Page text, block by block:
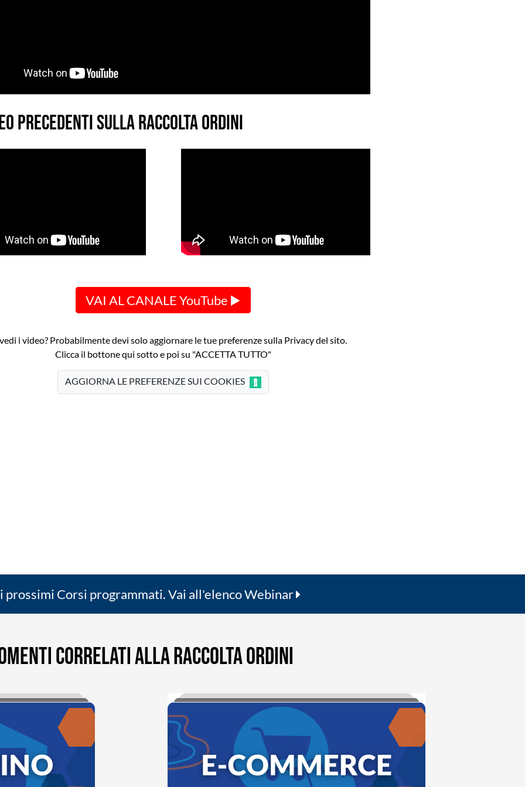
PRECEDENTI SULLA RACCOLTA ORDINI
VAI AL CANALE YouTube ▶️
i video? Probabilmente devi solo aggiornare le tue preferenze sulla Privacy del sito.
Clicca il bottone qui sotto e poi su "ACCETTA TUTTO"
AGGIORNA LE PREFERENZE SUI COOKIES
prossimi Corsi programmati. Vai all'elenco Webinar
CORRELATI ALLA RACCOLTA ORDINI